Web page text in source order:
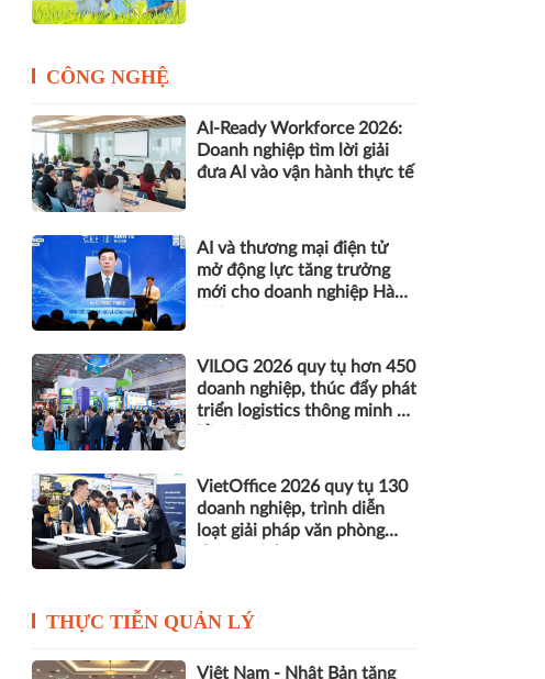
CÔNG NGHỆ
AI-Ready Workforce 2026:
Doanh nghiệp tìm lời giải
đưa AI vào vận hành thực tế
AI và thương mại điện tử
mở động lực tăng trưởng
mới cho doanh nghiệp Hà
VILOG 2026 quy tụ hơn 450
doanh nghiệp, thúc đẩy phát
triển logistics thông minh và
VietOffice 2026 quy tụ 130
doanh nghiệp, trình diễn
loạt giải pháp văn phòng
THỰC TIỄN QUẢN LÝ
Việt Nam - Nhật Bản tăng